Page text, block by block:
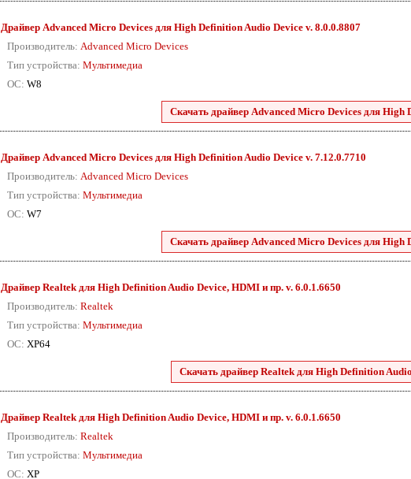
Драйвер Advanced Micro Devices для High Definition Audio Device v. 8.0.0.8807
Производитель: Advanced Micro Devices
Тип устройства: Мультимедиа
ОС: W8
Скачать драйвер Advanced Micro Devices для High
Драйвер Advanced Micro Devices для High Definition Audio Device v. 7.12.0.7710
Производитель: Advanced Micro Devices
Тип устройства: Мультимедиа
ОС: W7
Скачать драйвер Advanced Micro Devices для High
Драйвер Realtek для High Definition Audio Device, HDMI и пр. v. 6.0.1.6650
Производитель: Realtek
Тип устройства: Мультимедиа
ОС: XP64
Скачать драйвер Realtek для High Definition
Драйвер Realtek для High Definition Audio Device, HDMI и пр. v. 6.0.1.6650
Производитель: Realtek
Тип устройства: Мультимедиа
ОС: XP